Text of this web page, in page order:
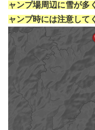
ャンプ場周辺に雪が多
ャンプ時には注意して